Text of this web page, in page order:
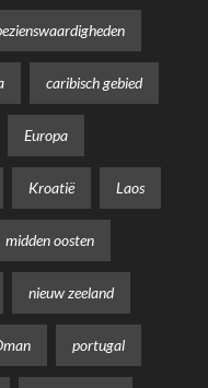
caribisch gebied
Europa
Kroatië Laos
midden oosten
nieuw zeeland
portugal